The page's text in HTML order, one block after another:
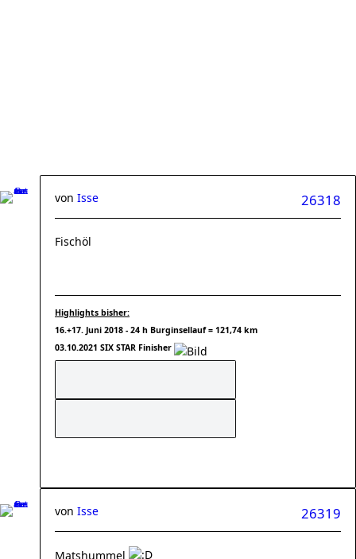
26318
von Isse
Fischöl
Highlights bisher:
16.+17. Juni 2018 - 24 h Burginsellauf = 121,74 km
03.10.2021 SIX STAR Finisher
26319
von Isse
Matshummel